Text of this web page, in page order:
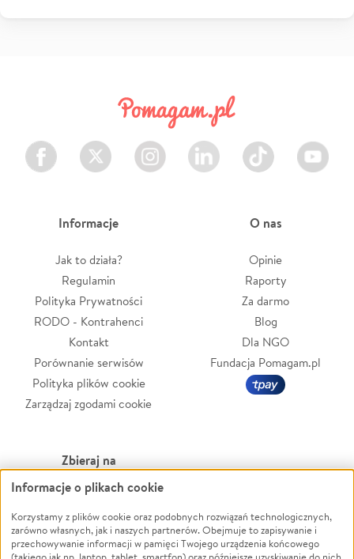
Facebook Twitter Instagram LinkedIn TikTok Youtube
Informacje
Jak to działa?
Regulamin
Polityka Prywatności
RODO - Kontrahenci
Kontakt
Porównanie serwisów
Polityka plików cookie
Zarządzaj zgodami cookie
O nas
Opinie
Raporty
Za darmo
Blog
Dla NGO
Fundacja Pomagam.pl
Zbieraj na
Leczenie
Zwierzęta
Pożar
Powódź
Wichura
Informacje o plikach cookie
Korzystamy z plików cookie oraz podobnych rozwiązań technologicznych,
zarówno własnych, jak i naszych partnerów. Obejmuje to zapisywanie i
przechowywanie informacji w pamięci Twojego urządzenia końcowego